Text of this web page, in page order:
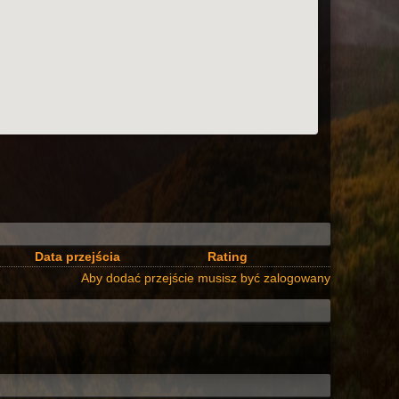
Data przejścia
Rating
Aby dodać przejście musisz być zalogowany